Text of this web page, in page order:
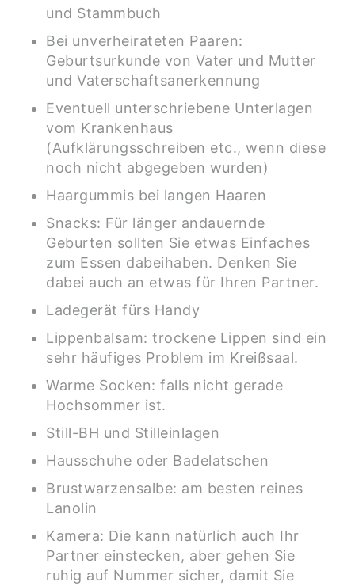
und Stammbuch
Bei unverheirateten Paaren:
Geburtsurkunde von Vater und Mutter
und Vaterschaftsanerkennung
Eventuell unterschriebene Unterlagen
vom Krankenhaus
(Aufklärungsschreiben etc., wenn diese
noch nicht abgegeben wurden)
Haargummis bei langen Haaren
Snacks: Für länger andauernde
Geburten sollten Sie etwas Einfaches
zum Essen dabeihaben. Denken Sie
dabei auch an etwas für Ihren Partner.
Ladegerät fürs Handy
Lippenbalsam: trockene Lippen sind ein
sehr häufiges Problem im Kreißsaal.
Warme Socken: falls nicht gerade
Hochsommer ist.
Still-BH und Stilleinlagen
Hausschuhe oder Badelatschen
Brustwarzensalbe: am besten reines
Lanolin
Kamera: Die kann natürlich auch Ihr
Partner einstecken, aber gehen Sie
ruhig auf Nummer sicher, damit Sie